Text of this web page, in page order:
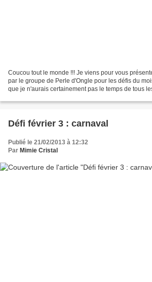
Coucou tout le monde !!! Je viens pour vous
par le groupe de Perle d'Ongle pour les défis du
que je n'aurais certainement pas le temps de tous
Défi février 3 : carnaval
Publié le 21/02/2013 à 12:32
Par Mimie Cristal